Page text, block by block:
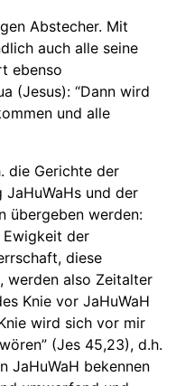
Abstecher. Mit
auch alle seine
ebenso
(Jesus): “Dann wird
und alle
die Gerichte der
und der
übergeben werden:
Ewigkeit der
diese
werden also Zeitalter
Knie vor JaHuWaH
wird sich vor mir
(Jes 45,23), d.h.
JaHuWaH bekennen